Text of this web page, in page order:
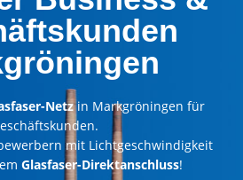
Netzin Markgröningen für
mit Lichtgeschwindigkeit
Glasfaser-Direktanschluss!